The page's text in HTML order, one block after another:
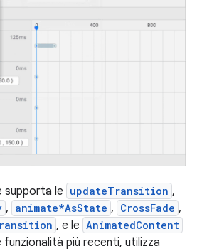
supporta le updateTransition ,
, animate*AsState , CrossFade ,
, e le AnimatedContent
funzionalità più recenti, utilizza